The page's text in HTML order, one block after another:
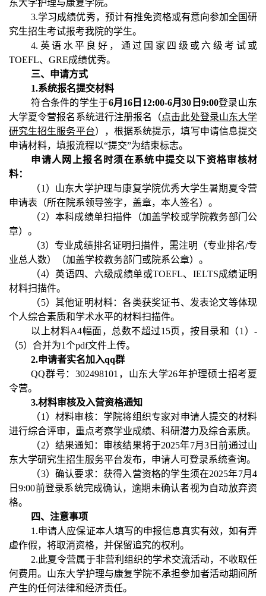
东大学护理与康复学院。
3.学习成绩优秀，预计有推免资格或有意向参加全国研
究生招生考试报考我院的学生。
4.英语水平良好，通过国家四级或六级考试或
TOEFL、GRE成绩优秀。
三、申请方式
1.系统报名提交材料
符合条件的学生于6月16日 12:00-6月30日9:00登录山东
大学夏令营报名系统进行注册报名
（点击此处登录山东大学
研究生招生服务平台）
，根据系统提示，填写申请信息提交
申请材料，填报流程以“提交”为结束标志。
申请人网上报名时须在系统中提交以下资格审核材
料：
（1）山东大学护理与康复学院优秀大学生暑期夏令营
申请表 （所在院系领导签字，盖章，本人签名） 。
（2） 本科成绩单扫描件（加盖学校或学院教务部门公
章）。
（3）专业成绩排名证明扫描件，需注明（专业排名/专
业总人数）（加盖学校教务部门或院系公章）。
（4） 英语四、六级成绩单或TOEFL、IELTS成绩证明
材料扫描件。
（5） 其他证明材料：各类获奖证书、发表论文等体现
个人综合素质和学术水平的材料扫描件。
以上材料A4幅面，总数不超过1 5页，按目录和（1）-
（5）合并为1个pdf文件上传。
2.申请者实名加入qq群
QQ群号：302498101，山东大学26年护理硕士招考夏
令营。
3.材料审核及入营资格通知
（1）材料审核：学院将组织专家对申请人提交的材料
进行综合评审，重点考察学业成绩、科研潜力及综合素质。
（2）结果通知：审核结果将于2025年7月3日前通过山
东大学研究生招生服务平台发布，申请人可登录系统查询。
（3）确认要求：获得入营资格的学生须在2025年7月4
日9:00前登录系统完成确认，逾期未确认者视为自动放弃资
格。
四、注意事项
1.申请人应保证本人填写的申报信息真实有效，如有弄
虚作假，将取消资格，并保留追究的权利。
2.此夏令营属于非营利组织的学术交流活动，不收取任
何费用。山东大学护理与康复学院不承担参加者活动期间所
产生的任何法律和经济责任。